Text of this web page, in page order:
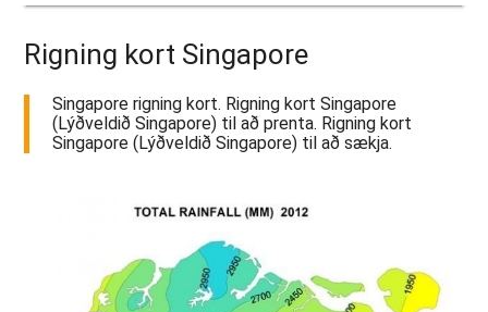
Rigning kort Singapore
Singapore rigning kort. Rigning kort Singapore
(Lýðveldið Singapore) til að prenta. Rigning kort
Singapore (Lýðveldið Singapore) til að sækja.